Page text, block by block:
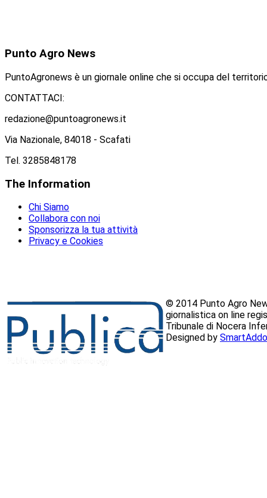
Punto Agro News
PuntoAgronews è un giornale online che si occupa del
CONTATTACI:
redazione@puntoagronews.it
Via Nazionale, 84018 - Scafati
Tel. 3285848178
The Information
Chi Siamo
Collabora con noi
Sponsorizza la tua attività
Privacy e Cookies
© 2014 Punto Agro
giornalistica on line
Tribunale di Nocera
Designed by